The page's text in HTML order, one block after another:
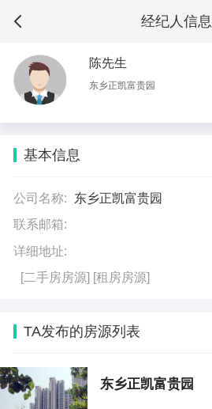
经纪人信息
陈先生
东乡正凯富贵园
基本信息
公司名称:
东乡正凯富贵园
联系邮箱:
详细地址:
[二手房房源] [租房房源]
TA发布的房源列表
东乡正凯富贵园